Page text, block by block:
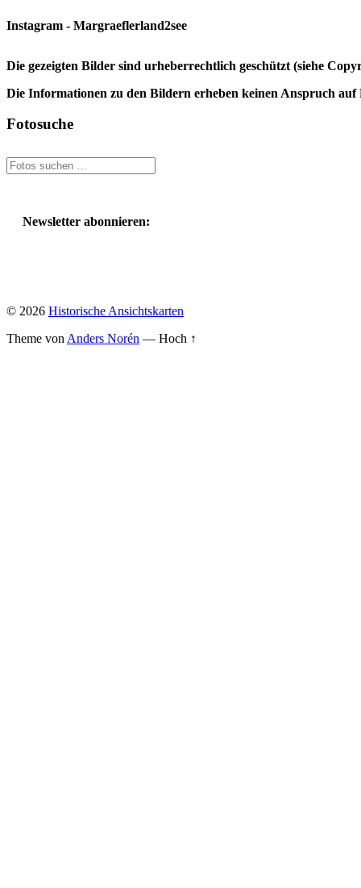
Instagram - Margraeflerland2see
Die gezeigten Bilder sind urheberrechtlich geschützt (siehe
Die Informationen zu den Bildern erheben keinen Anspruch
Fotosuche
Newsletter abonnieren:
© 2026 Historische Ansichtskarten
Theme von Anders Norén — Hoch ↑